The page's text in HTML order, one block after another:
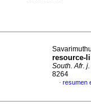
resource-
South. Afr.
8264
· resumen